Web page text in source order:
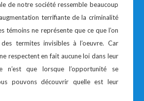
de notre société ressemble beaucoup
terrifiante de la criminalité
témoins ne représente que ce que l’on
termites invisibles à l’oeuvre. Car
respectent en fait aucune loi dans leur
n’est que lorsque l’opportunité se
pouvons découvrir quelle est leur